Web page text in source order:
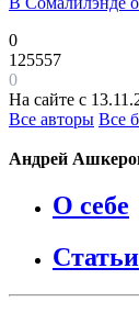
0
125557
0
На сайте с
Все авторы Все
Андрей
О себе